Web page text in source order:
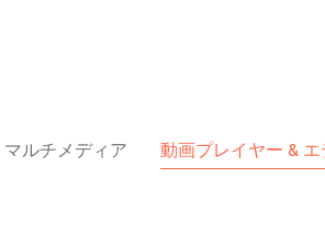
マルチメディア 動画プレイヤー &